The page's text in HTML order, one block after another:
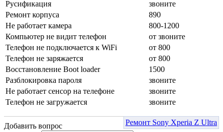
Русификация
звоните
Ремонт корпуса
890
Не работает камера
800-1200
Компьютер не видит телефон
от звоните
Телефон не подключается к WiFi
от 800
Телефон не заряжается
от 800
Восстановление Boot loader
1500
Разблокировка пароля
звоните
Не работает сенсор на телефоне
звоните
Телефон не загружается
звоните
Ремонт Sony Xperia Z Ultra
Добавить вопрос